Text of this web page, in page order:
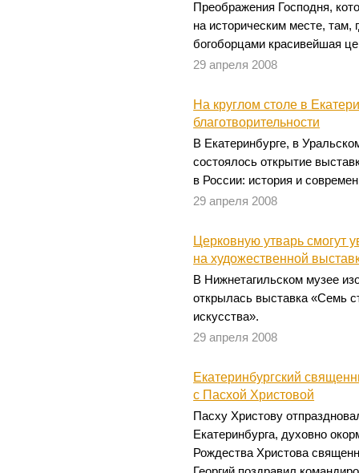
Преображения Господня,
на историческим месте, там,
богоборцами красивейшая
29 апреля 2008
На круглом столе в
благотворительности
В Екатеринбурге, в
состоялось открытие
в России: история и
29 апреля 2008
Церковную утварь смогут
на художественной
В Нижнетагильском музее
открылась выставка «Семь
искусства».
29 апреля 2008
Екатеринбургский
с Пасхой Христовой
Пасху Христову
Екатеринбурга, духовно
Рождества Христова